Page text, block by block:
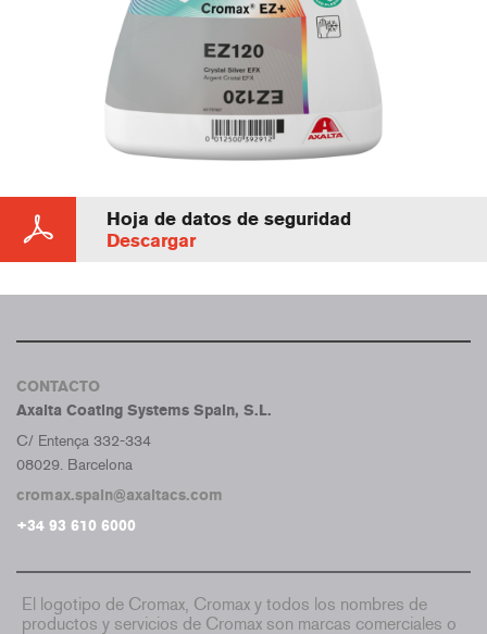
Hoja de datos de seguridad
Descargar
CONTACTO
Axalta Coating Systems Spain, S.L.
C/ Entença 332-334
08029. Barcelona
cromax.spain@axaltacs.com
+34 93 610 6000
El logotipo de Cromax, Cromax y todos los nombres de
productos y servicios de Cromax son marcas comerciales o